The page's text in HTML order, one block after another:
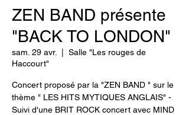
ZEN BAND présente
"BACK TO LONDON"
sam. 29 avr.
Salle "Les rouges de
Haccourt"
Concert proposé par la "ZEN BAND " sur le
thème " LES HITS MYTIQUES ANGLAIS" -
Suivi d'une BRIT ROCK concert avec MIND